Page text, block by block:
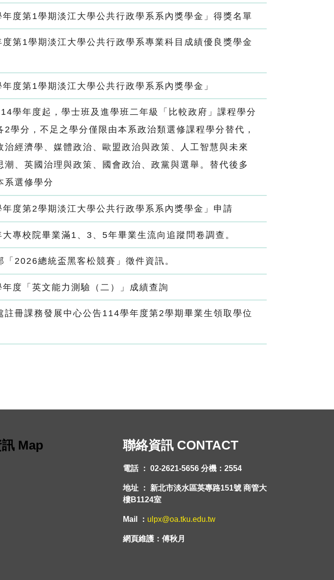
年度第1學期淡江大學公共行政學系系內獎學金」得獎名單
度第1學期淡江大學公共行政學系專業科目成績優良獎學金
年度第1學期淡江大學公共行政學系系內獎學金」
學年度起，學士班及進學班二年級「比較政府」課程學分
2學分，不足之學分僅限由本系政治類選修課程學分替代，
治經濟學、媒體政治、歐盟政治與政策、人工智慧與未來
潮、英國治理與政策、國會政治、政黨與選舉。替代後多
系選修學分
年度第2學期淡江大學公共行政學系系內獎學金」申請
大專校院畢業滿1、3、5年畢業生流向追蹤問卷調查。
「2026總統盃黑客松競賽」徵件資訊。
年度「英文能力測驗（二）」成績查詢
註冊課務發展中心公告114學年度第2學期畢業生領取學位
Map 聯絡資訊 CONTACT
電話 ： 02-2621-5656 分機：2554
地址 ： 新北市淡水區英專路151號 商管大
樓B1124室
Mail ： ulpx@oa.tku.edu.tw
網頁維護：傅秋月